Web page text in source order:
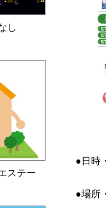
●日時
●場所
し
ステー